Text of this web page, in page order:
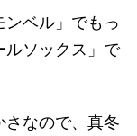
ンベル」でもっ
ルソックス」で
さなので、真冬